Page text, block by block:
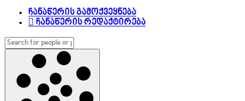
ჩანაწერის გამოქვეყნება
ჩანაწერის რედაქტირება